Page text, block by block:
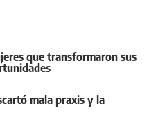
que transformaron sus
mala praxis y la